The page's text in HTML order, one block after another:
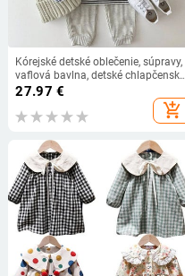
Kórejské detské oblečenie, súpravy,
vaflová bavlna, detské chlapčenské
a dievčenské oblečenie, jarné a
jesenné voľné tepláky, pulóvre, topy
+ nohavice, 2 ks
27.97 €
add_shopping_cart